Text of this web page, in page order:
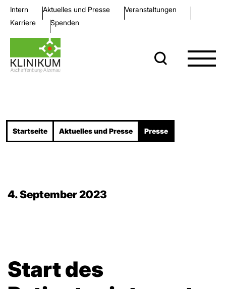
Intern Aktuelles und Presse
Veran­staltungen
Karriere
Spenden
Startseite Aktuelles und Presse Presse
4. September 2023
Start des